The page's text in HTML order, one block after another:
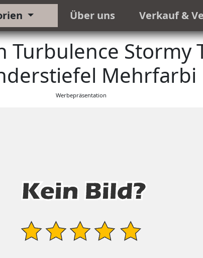
Über uns Verkauf &
Turbulence Stormy
Mehrfarbi
Werbepräsentation